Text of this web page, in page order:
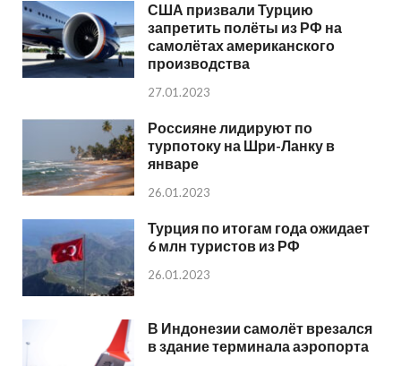
США призвали Турцию
запретить полёты из РФ на
самолётах американского
производства
27.01.2023
Россияне лидируют по
турпотоку на Шри-Ланку в
январе
26.01.2023
Турция по итогам года ожидает
6 млн туристов из РФ
26.01.2023
В Индонезии самолёт врезался
в здание терминала аэропорта